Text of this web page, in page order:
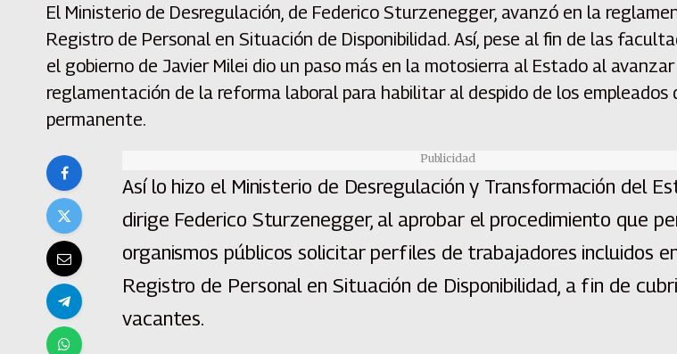
El Ministerio de Desregulación, de Federico Sturzenegger, avanzó en la
Registro de Personal en Situación de Disponibilidad. Así, pese al fin de las
el gobierno de Javier Milei dio un paso más en la motosierra al Estado al
reglamentación de la reforma laboral para habilitar al despido de los empleados
permanente.
Publicidad
Así lo hizo el Ministerio de Desregulación y Transformación del
dirige Federico Sturzenegger, al aprobar el procedimiento que
organismos públicos solicitar perfiles de trabajadores incluidos
Registro de Personal en Situación de Disponibilidad, a fin de
vacantes.